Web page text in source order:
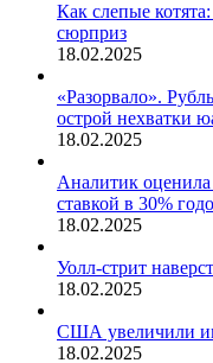
Как слепые
сюрприз
18.02.2025
«Разорвало».
острой нехватки
18.02.2025
Аналитик оценила
ставкой в 30%
18.02.2025
Уолл-стрит
18.02.2025
США увеличили
18.02.2025